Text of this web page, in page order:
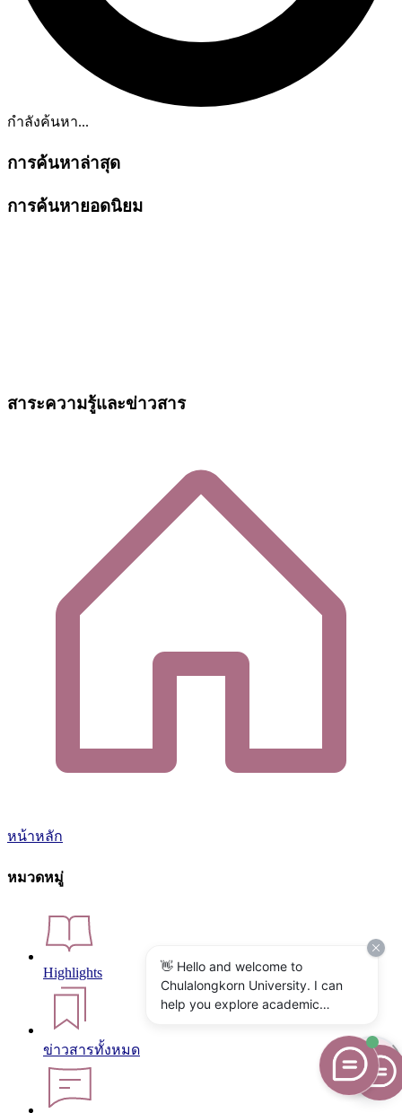
กำลังค้นหา...
การค้นหาล่าสุด
การค้นหายอดนิยม
สาระความรู้และข่าวสาร
หน้าหลัก
หมวดหมู่
Highlights
ข่าวสารทั้งหมด
👋 Hello and welcome to
Chulalongkorn University. I can
help you explore academic